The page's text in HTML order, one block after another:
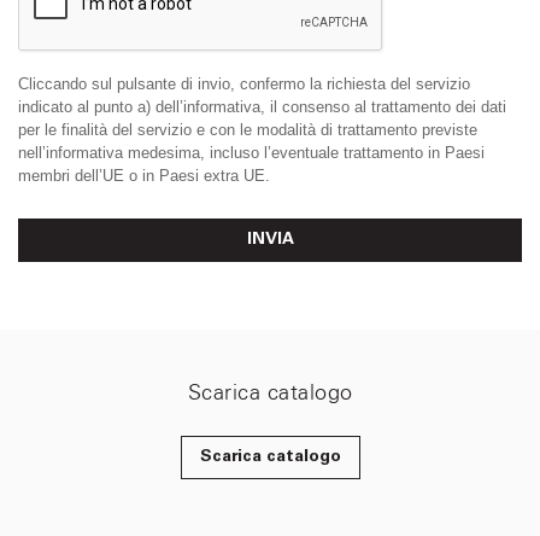
Cliccando sul pulsante di invio, confermo la richiesta del servizio
indicato al punto a) dell’informativa, il consenso al trattamento dei dati
per le finalità del servizio e con le modalità di trattamento previste
nell’informativa medesima, incluso l’eventuale trattamento in Paesi
membri dell’UE o in Paesi extra UE.
INVIA
Scarica catalogo
Scarica catalogo